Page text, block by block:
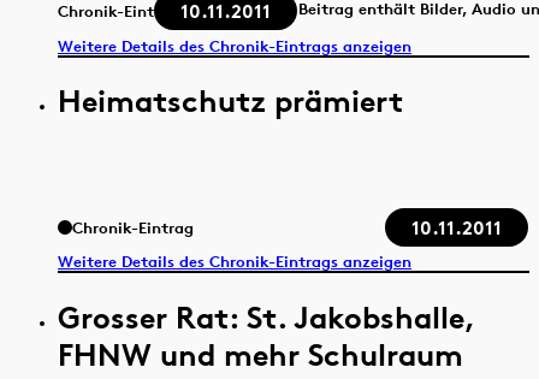
Chronik-Eintrag 10.11.2011
Beitrag enthält Bilder, Audio
Weitere Details des Chronik-Eintrags anzeigen
Heimatschutz prämiert
Chronik-Eintrag 10.11.2011
Weitere Details des Chronik-Eintrags anzeigen
Grosser Rat: St. Jakobshalle,
FHNW und mehr Schulraum